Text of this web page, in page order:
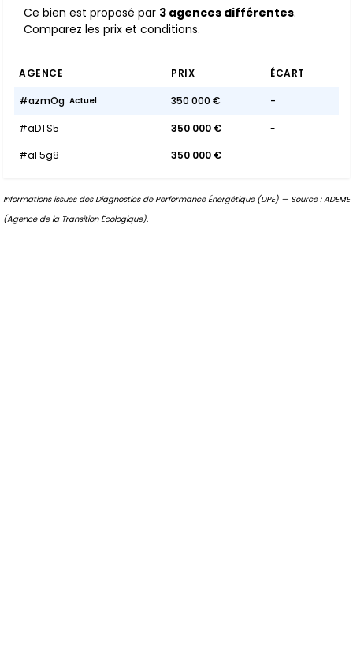
Ce bien est proposé par 3 agences différentes.
Comparez les prix et conditions.
AGENCE PRIX ÉCART
#azmOg Actuel 350 000 € -
#aDTS5 350 000 €
-
#aF5g8
350 000 € -
Informations issues des Diagnostics de Performance Énergétique (DPE) — Source : ADEME
(Agence de la Transition Écologique).